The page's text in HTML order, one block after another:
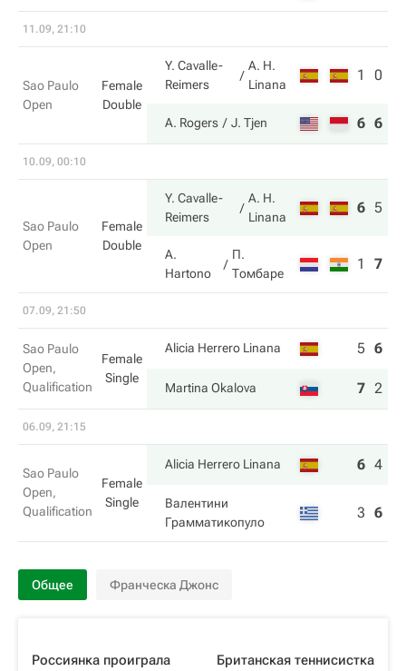
11.09, 21:10
Sao Paulo
Open
Female
Double
Y. Cavalle-
Reimers
A. H.
Linana
1 0
A. Rogers J. Tjen 6 6
10.09, 00:10
Sao Paulo
Open
Female
Double
Y. Cavalle-
Reimers
A. H.
Linana
6 5
A.
Hartono
П.
Томбаре
1 7
07.09, 21:50
Sao Paulo
Open,
Qualification
Female
Single
Alicia Herrero Linana 5 6
Martina Okalova 7 2
06.09, 21:15
Sao Paulo
Open,
Qualification
Female
Single
Alicia Herrero Linana 6 4
Валентини
Грамматикопуло
3 6
Общее Франческа Джонс
Россиянка проиграла
Британская теннисистка